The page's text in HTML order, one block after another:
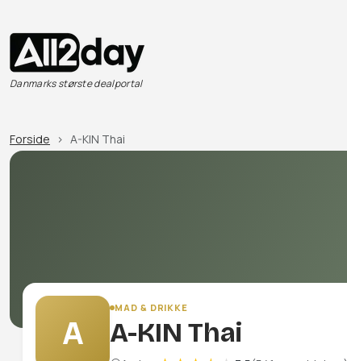
Danmarks største dealportal
Forside A-KIN Thai
A
MAD & DRIKKE
A-KIN Thai